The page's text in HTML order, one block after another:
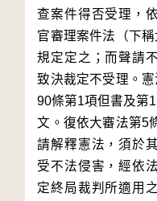
查案件得否受理，
官審理案件法（下
規定定之；而聲請
致決裁定不受理。
90條第1項但書及第
文。復依大審法第5
請解釋憲法，須於
受不法侵害，經依
定終局裁判所適用